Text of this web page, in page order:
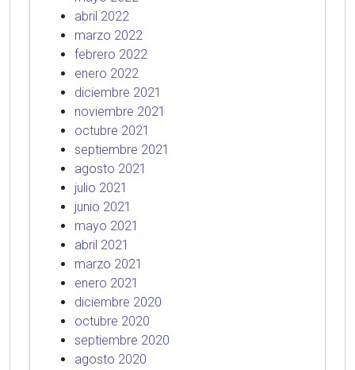
abril 2022
marzo 2022
febrero 2022
enero 2022
diciembre 2021
noviembre 2021
octubre 2021
septiembre 2021
agosto 2021
julio 2021
junio 2021
mayo 2021
abril 2021
marzo 2021
enero 2021
diciembre 2020
octubre 2020
septiembre 2020
agosto 2020